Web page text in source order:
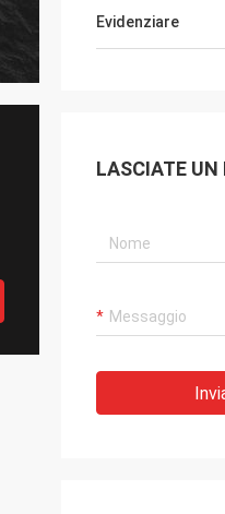
raggiro di
Evidenziare
LASCIATE UN